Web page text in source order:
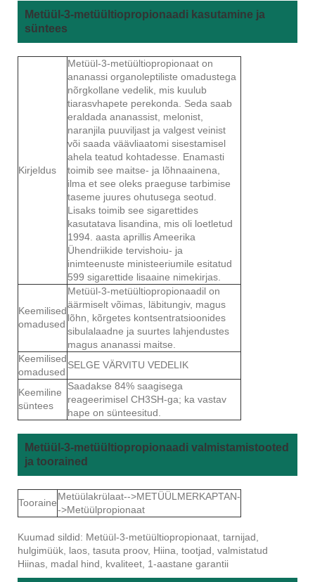
Metüül-3-metüültiopropionaadi kasutamine ja
süntees
Kirjeldus
Metüül-3-metüültiopropionaat on
ananassi organoleptiliste omadustega
nõrgkollane vedelik, mis kuulub
tiarasvhapete perekonda. Seda saab
eraldada ananassist, melonist,
naranjila puuviljast ja valgest veinist
või saada väävliaatomi sisestamisel
ahela teatud kohtadesse. Enamasti
toimib see maitse- ja lõhnaainena,
ilma et see oleks praeguse tarbimise
taseme juures ohutusega seotud.
Lisaks toimib see sigarettides
kasutatava lisandina, mis oli loetletud
1994. aasta aprillis Ameerika
Ühendriikide tervishoiu- ja
inimteenuste ministeeriumile esitatud
599 sigarettide lisaaine nimekirjas.
Keemilised
omadused
Metüül-3-metüültiopropionaadil on
äärmiselt võimas, läbitungiv, magus
lõhn, kõrgetes kontsentratsioonides
sibulalaadne ja suurtes lahjendustes
magus ananassi maitse.
Keemilised
omadused
SELGE VÄRVITU VEDELIK
Keemiline
süntees
Saadakse 84% saagisega
reageerimisel CH3SH-ga; ka vastav
hape on sünteesitud.
Metüül-3-metüültiopropionaadi valmistamistooted
ja toorained
Tooraine
Metüülakrülaat-->METÜÜLMERKAPTAN-
->Metüülpropionaat
Kuumad sildid: Metüül-3-metüültiopropionaat, tarnijad,
hulgimüük, laos, tasuta proov, Hiina, tootjad, valmistatud
Hiinas, madal hind, kvaliteet, 1-aastane garantii